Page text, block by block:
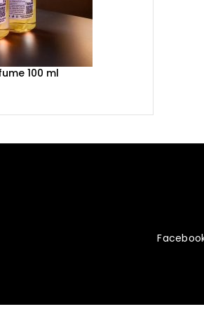
100 ml